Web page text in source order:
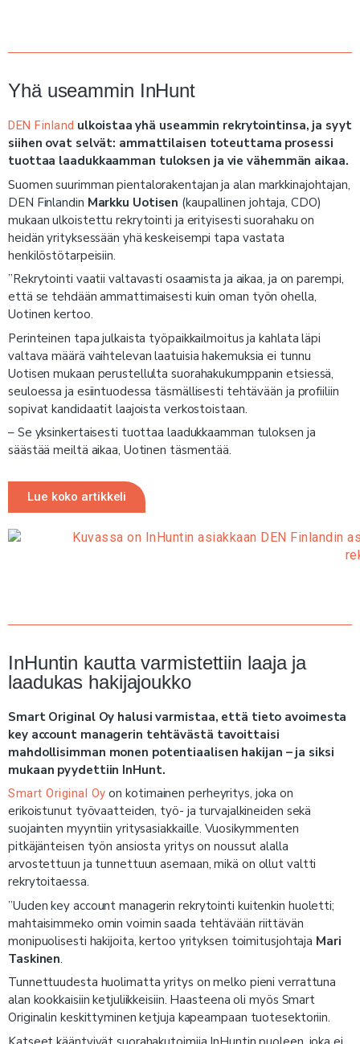
Yhä useammin InHunt
DEN Finland ulkoistaa yhä useammin rekrytointinsa, ja syyt
siihen ovat selvät: ammattilaisen toteuttama prosessi
tuottaa laadukkaamman tuloksen ja vie vähemmän aikaa.
Suomen suurimman pientalorakentajan ja alan markkinajohtajan,
DEN Finlandin Markku Uotisen (kaupallinen johtaja, CDO)
mukaan ulkoistettu rekrytointi ja erityisesti suorahaku on
heidän yrityksessään yhä keskeisempi tapa vastata
henkilöstötarpeisiin.
”Rekrytointi vaatii valtavasti osaamista ja aikaa, ja on parempi,
että se tehdään ammattimaisesti kuin oman työn ohella,
Uotinen kertoo.
Perinteinen tapa julkaista työpaikkailmoitus ja kahlata läpi
valtava määrä vaihtelevan laatuisia hakemuksia ei tunnu
Uotisen mukaan perustellulta suorahakukumppanin etsiessä,
seuloessa ja esiintuodessa täsmällisesti tehtävään ja profiiliin
sopivat kandidaatit laajoista verkostoistaan.
– Se yksinkertaisesti tuottaa laadukkaamman tuloksen ja
säästää meiltä aikaa, Uotinen täsmentää.
Lue koko artikkeli
InHuntin kautta varmistettiin laaja ja
laadukas hakijajoukko
Smart Original Oy halusi varmistaa, että tieto avoimesta
key account managerin tehtävästä tavoittaisi
mahdollisimman monen potentiaalisen hakijan – ja siksi
mukaan pyydettiin InHunt.
Smart Original Oy on kotimainen perheyritys, joka on
erikoistunut työvaatteiden, työ- ja turvajalkineiden sekä
suojainten myyntiin yritysasiakkaille. Vuosikymmenten
pitkäjänteisen työn ansiosta yritys on noussut alalla
arvostettuun ja tunnettuun asemaan, mikä on ollut valtti
rekrytoitaessa.
”Uuden key account managerin rekrytointi kuitenkin huoletti;
mahtaisimmeko omin voimin saada tehtävään riittävän
monipuolisesti hakijoita, kertoo yrityksen toimitusjohtaja Mari
Taskinen.
Tunnettuudesta huolimatta yritys on melko pieni verrattuna
alan kookkaisiin ketjuliikkeisiin. Haasteena oli myös Smart
Originalin keskittyminen ketjuja kapeampaan tuotesektoriin.